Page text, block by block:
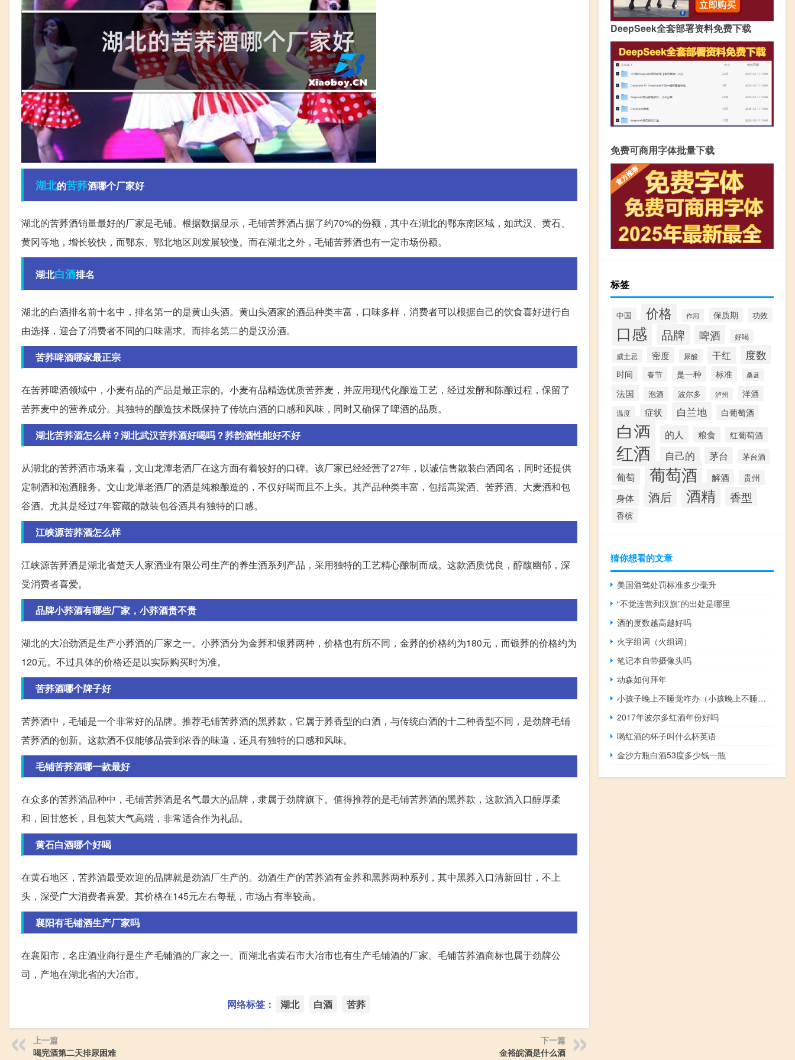
湖北的苦荞酒哪个厂家好
湖北的苦荞酒销量最好的厂家是毛铺。根据数据显示，毛铺苦荞酒占据了约70%的份额，其中在湖北的鄂东南区域，如武汉、黄石、
黄冈等地，增长较快，而鄂东、鄂北地区则发展较慢。而在湖北之外，毛铺苦荞酒也有一定市场份额。
湖北白酒排名
湖北的白酒排名前十名中，排名第一的是黄山头酒。黄山头酒家的酒品种类丰富，口味多样，消费者可以根据自己的饮食喜好进行自
由选择，迎合了消费者不同的口味需求。而排名第二的是汉汾酒。
苦荞啤酒哪家最正宗
在苦荞啤酒领域中，小麦有品的产品是最正宗的。小麦有品精选优质苦荞麦，并应用现代化酿造工艺，经过发酵和陈酿过程，保留了
苦荞麦中的营养成分。其独特的酿造技术既保持了传统白酒的口感和风味，同时又确保了啤酒的品质。
湖北苦荞酒怎么样？湖北武汉苦荞酒好喝吗？荞韵酒性能好不好
从湖北的苦荞酒市场来看，文山龙潭老酒厂在这方面有着较好的口碑。该厂家已经经营了27年，以诚信售散装白酒闻名，同时还提供
定制酒和泡酒服务。文山龙潭老酒厂的酒是纯粮酿造的，不仅好喝而且不上头。其产品种类丰富，包括高粱酒、苦荞酒、大麦酒和包
谷酒。尤其是经过7年窖藏的散装包谷酒具有独特的口感。
江峡源苦荞酒怎么样
江峡源苦荞酒是湖北省楚天人家酒业有限公司生产的养生酒系列产品，采用独特的工艺精心酿制而成。这款酒质优良，醇馥幽郁，深
受消费者喜爱。
品牌小荞酒有哪些厂家，小荞酒贵不贵
湖北的大冶劲酒是生产小荞酒的厂家之一。小荞酒分为金荞和银荞两种，价格也有所不同，金荞的价格约为180元，而银荞的价格约为
120元。不过具体的价格还是以实际购买时为准。
苦荞酒哪个牌子好
苦荞酒中，毛铺是一个非常好的品牌。推荐毛铺苦荞酒的黑荞款，它属于荞香型的白酒，与传统白酒的十二种香型不同，是劲牌毛铺
苦荞酒的创新。这款酒不仅能够品尝到浓香的味道，还具有独特的口感和风味。
毛铺苦荞酒哪一款最好
在众多的苦荞酒品种中，毛铺苦荞酒是名气最大的品牌，隶属于劲牌旗下。值得推荐的是毛铺苦荞酒的黑荞款，这款酒入口醇厚柔
和，回甘悠长，且包装大气高端，非常适合作为礼品。
黄石白酒哪个好喝
在黄石地区，苦荞酒最受欢迎的品牌就是劲酒厂生产的。劲酒生产的苦荞酒有金荞和黑荞两种系列，其中黑荞入口清新回甘，不上
头，深受广大消费者喜爱。其价格在145元左右每瓶，市场占有率较高。
襄阳有毛铺酒生产厂家吗
在襄阳市，名庄酒业商行是生产毛铺酒的厂家之一。而湖北省黄石市大冶市也有生产毛铺酒的厂家。毛铺苦荞酒商标也属于劲牌公
司，产地在湖北省的大冶市。
网络标签： 湖北 白酒 苦荞
上一篇
喝完酒第二天排尿困难
下一篇
金裕皖酒是什么酒
DeepSeek全套部署资料免费下载
免费可商用字体批量下载
标签
中国 价格 作用 保质期 功效
口感 品牌 啤酒
好喝
威士忌
密度 尿酸 干红 度数
时间 春节 是一种 标准 桑葚
法国 泡酒 波尔多 泸州 洋酒
温度 症状 白兰地 白葡萄酒
白酒 的人 粮食 红葡萄酒
红酒 自己的 茅台 茅台酒
葡萄 葡萄酒 解酒 贵州
身体 酒后 酒精 香型
香槟
猜你想看的文章
美国酒驾处罚标准多少毫升
“不觉连营列汉旗”的出处是哪里
酒的度数越高越好吗
火字组词（火组词）
笔记本自带摄像头吗
动森如何拜年
小孩子晚上不睡觉咋办（小孩晚上不睡觉怎么办）
2017年波尔多红酒年份好吗
喝红酒的杯子叫什么杯英语
金沙方瓶白酒53度多少钱一瓶